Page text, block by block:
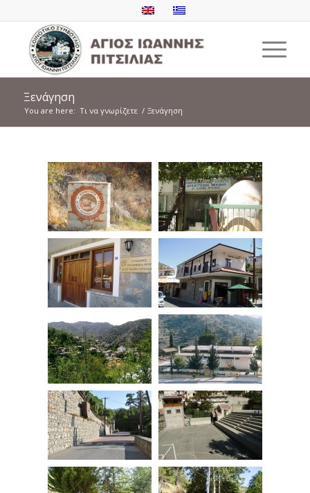
Ξενάγηση
You are here: Τι να γνωρίζετε / Ξενάγηση